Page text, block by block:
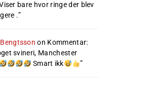
bare hvor ringe der blev
.”
on Kommentar:
svineri, Manchester
Smart ikk ”